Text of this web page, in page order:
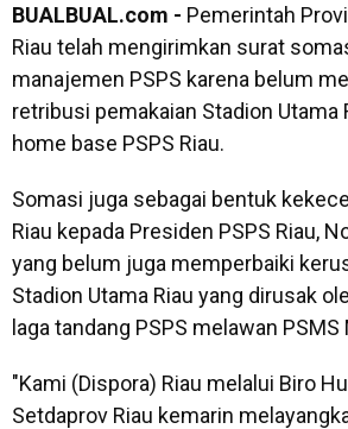
BUALBUAL.com - Pemerintah
Riau telah mengirimkan surat
manajemen PSPS karena belum
retribusi pemakaian Stadion Utama
home base PSPS Riau.
Somasi juga sebagai bentuk
Riau kepada Presiden PSPS Riau,
yang belum juga memperbaiki
Stadion Utama Riau yang dirusak
laga tandang PSPS melawan PSMS
"Kami (Dispora) Riau melalui Biro
Setdaprov Riau kemarin